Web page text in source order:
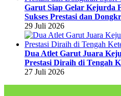
Garut Siap Gelar Kejurda
Sukses Prestasi dan
29 Juli 2026
Dua Atlet Garut Juara
Prestasi Diraih di Tengah
27 Juli 2026